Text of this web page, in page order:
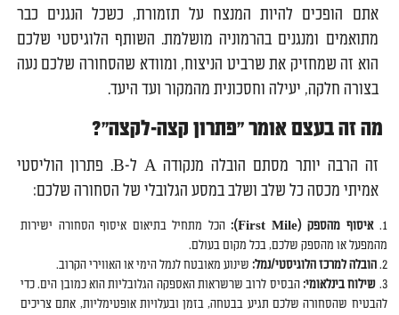
אתם הופכים להיות המנצח על תזמורת, כשכל הנגנים כבר
מתואמים ומנגנים בהרמוניה מושלמת. השותף הלוגיסטי שלכם
הוא זה שמחזיק את שרביט הניצוח, ומוודא שהסחורה שלכם נעה
בצורה חלקה, יעילה וחסכונית מהמקור ועד היעד.
מה זה בעצם אומר "פתרון קצה-לקצה"?
זה הרבה יותר מסתם הובלה מנקודה A ל-B. פתרון הוליסטי
אמיתי מכסה כל שלב ושלב במסע הגלובלי של הסחורה שלכם:
איסוף מהספק (First Mile):
הכל מתחיל בתיאום איסוף הסחורה ישירות
מהמפעל או מהספק שלכם, בכל מקום בעולם.
הובלה למרכז הלוגיסטי/נמל: שינוע מאובטח לנמל הימי או האווירי הקרוב.
שילוח בינלאומי: הבסיס לרוב שרשראות האספקה הגלובליות הוא כמובן הים. כדי
להבטיח שהסחורה שלכם תגיע בבטחה, בזמן ובעלויות אופטימליות, אתם צריכים